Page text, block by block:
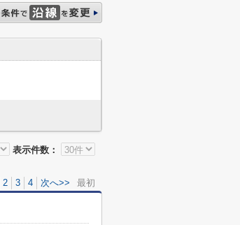
表示件数：
2 3 4 次へ>> 最初